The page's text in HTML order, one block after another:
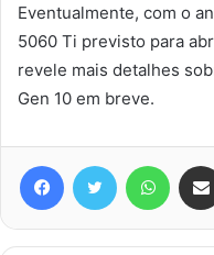
Eventualmente, com o
5060 Ti previsto para
revele mais detalhes
Gen 10 em breve.
FacebookTwitter